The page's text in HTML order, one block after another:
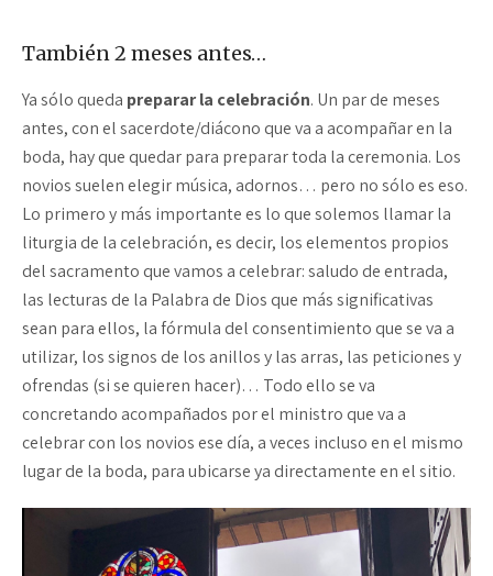
También 2 meses antes…
Ya sólo queda preparar la celebración. Un par de meses
antes, con el sacerdote/diácono que va a acompañar en la
boda, hay que quedar para preparar toda la ceremonia. Los
novios suelen elegir música, adornos… pero no sólo es eso.
Lo primero y más importante es lo que solemos llamar la
liturgia de la celebración, es decir, los elementos propios
del sacramento que vamos a celebrar: saludo de entrada,
las lecturas de la Palabra de Dios que más significativas
sean para ellos, la fórmula del consentimiento que se va a
utilizar, los signos de los anillos y las arras, las peticiones y
ofrendas (si se quieren hacer)… Todo ello se va
concretando acompañados por el ministro que va a
celebrar con los novios ese día, a veces incluso en el mismo
lugar de la boda, para ubicarse ya directamente en el sitio.